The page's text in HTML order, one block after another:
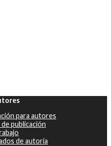
para autores
publicación
de autoría